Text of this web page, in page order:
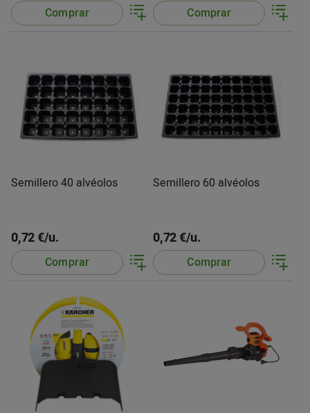
Comprar Comprar
Semillero 40 alvéolos
0,72 €/u.
Comprar
Semillero 60 alvéolos
0,72 €/u.
Comprar